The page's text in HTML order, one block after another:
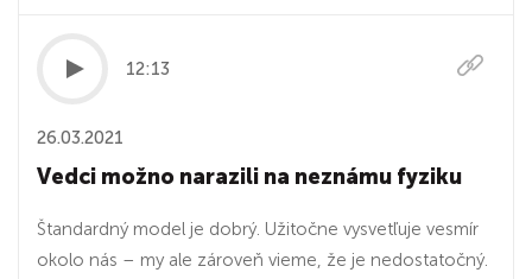
12:13
26.03.2021
Vedci možno narazili na neznámu fyziku
Štandardný model je dobrý. Užitočne vysvetľuje vesmír
okolo nás – my ale zároveň vieme, že je nedostatočný.